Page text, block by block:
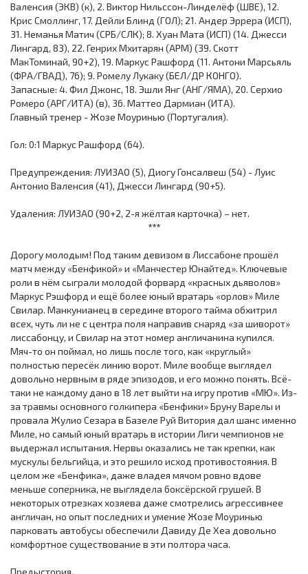
Валенсия (ЭКВ) (к), 2. Виктор Нильссон-Линделёф (ШВЕ), 12.
Крис Смоллинг, 17. Дейли Блинд (ГОЛ); 21. Андер Эррера (ИСП),
31. Неманья Матич (СРБ/СЛК); 8. Хуан Мата (ИСП) (14. Джесси
Лингард, 83), 22. Генрих Мхитарян (АРМ) (39. Скотт
МакТоминай, 90+2), 19. Маркус Рашфорд (11. Антони Марсьяль
(ФРА/ГВАД), 76); 9. Ромелу Лукаку (БЕЛ/ДР КОНГО).
Запасные: 4. Фил Джонс, 18. Эшли Янг (АНГ/ЯМА), 20. Серхио
Ромеро (АРГ/ИТА) (в), 36. Маттео Дармиан (ИТА).
Главный тренер - Жозе Моуринью (Португалия).
Гол: 0:1 Маркус Рашфорд (64).
Предупреждения: ЛУИЗАО (5), Диогу Гонсалвеш (54) - Луис
Антонио Валенсия (41), Джесси Лингард (90+5).
Удаления: ЛУИЗАО (90+2, 2-я жёлтая карточка) – нет.
***
Дорогу молодым! Под таким девизом в Лиссабоне прошёл
матч между «Бенфикой» и «Манчестер Юнайтед». Ключевые
роли в нём сыграли молодой форвард «красных дьяволов»
Маркус Рэшфорд и ещё более юный вратарь «орлов» Миле
Свилар. Манкунианец в середине второго тайма обхитрил
всех, чуть ли не с центра поля направив снаряд «за шиворот»
лиссабонцу, и Свилар на этот номер англичанина купился.
Мяч-то он поймал, но лишь после того, как «круглый»
полностью пересёк линию ворот. Миле вообще выглядел
довольно нервным в ряде эпизодов, и его можно понять. Всё-
таки не каждому дано в 18 лет выйти на игру против «МЮ». Из-
за травмы основного голкипера «Бенфики» Бруну Варелы и
провала Жулио Сезара в Базеле Руй Витория дал шанс именно
Миле, но самый юный вратарь в истории Лиги чемпионов не
выдержал испытания. Нервы оказались не так крепки, как
мускулы бельгийца, и это решило исход противостояния. В
целом же «Бенфика», даже владея мячом ровно вдове
меньше соперника, не выглядела боксёрской грушей. В
некоторых отрезках хозяева даже смотрелись агрессивнее
англичан, но опыт последних и умение Жозе Моуринью
парковать автобусы обеспечили Давиду Де Хеа довольно
комфортное существование в эти полтора часа.
Предыстория.